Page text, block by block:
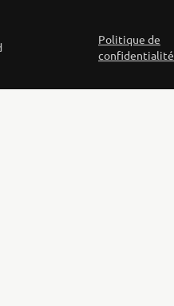
Politique de
confidentialité